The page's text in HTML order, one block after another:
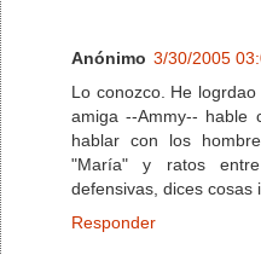
Anónimo 3/30/2005
Lo conozco. He
amiga --Ammy-- hable
hablar con los
"María" y ratos
defensivas, dices cosas
Responder